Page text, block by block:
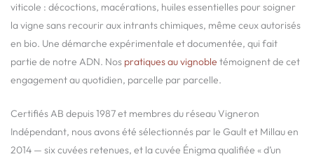
viticole : décoctions, macérations, huiles essentielles pour soigner
la vigne sans recourir aux intrants chimiques, même ceux autorisés
en bio. Une démarche expérimentale et documentée, qui fait
partie de notre ADN. Nos pratiques au vignoble témoignent de cet
engagement au quotidien, parcelle par parcelle.
Certifiés AB depuis 1987 et membres du réseau Vigneron
Indépendant, nous avons été sélectionnés par le Gault et Millau en
2014 — six cuvées retenues, et la cuvée Énigma qualifiée « d’un